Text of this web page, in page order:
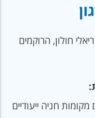
חולון, הרוקמים
מקומות חניה ייעודיים